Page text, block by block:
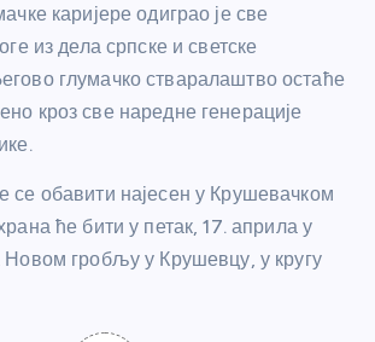
каријере одиграо је све
из дела српске и светске
глумачко стваралаштво остаће
кроз све наредне генерације
се обавити најесен у Крушевачком
ће бити у петак, 17. априла у
гробљу у Крушевцу, у кругу